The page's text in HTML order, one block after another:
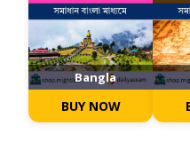
Bangla
BUY NOW